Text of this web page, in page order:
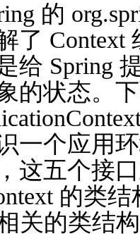
的
了 Context
给 Spring
的状态。
一个应用
这五个接
的类结
关的类结